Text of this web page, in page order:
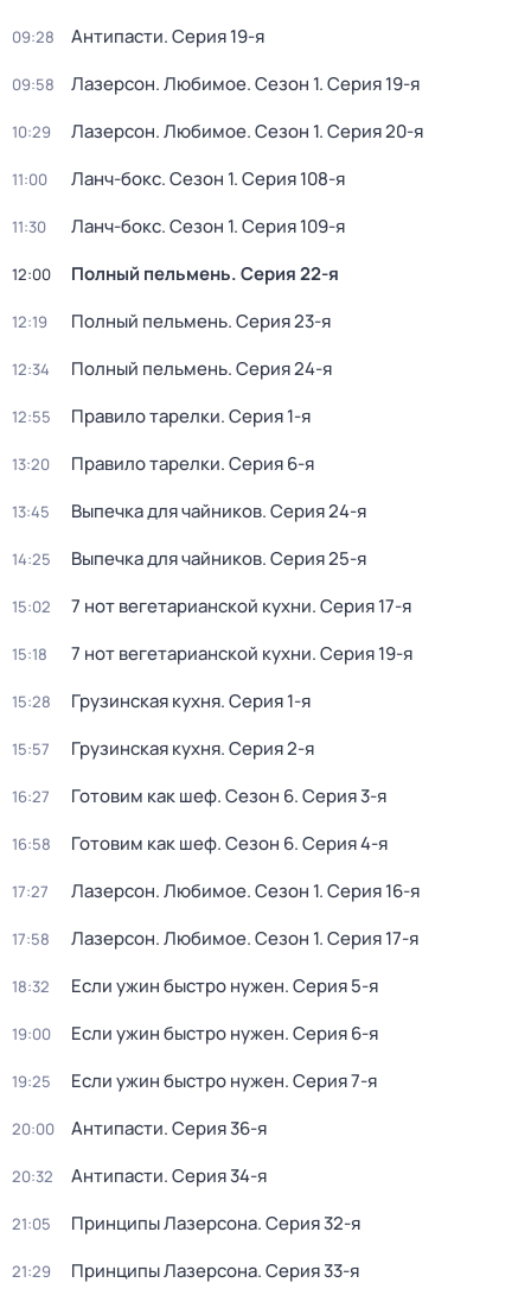
09:28 Антипасти. Серия 19-я
09:58 Лазерсон. Любимое. Сезон 1. Серия 19-я
10:29 Лазерсон. Любимое. Сезон 1. Серия 20-я
11:00 Ланч-бокс. Сезон 1. Серия 108-я
11:30 Ланч-бокс. Сезон 1. Серия 109-я
12:00 Полный пельмень. Серия 22-я
12:19 Полный пельмень. Серия 23-я
12:34 Полный пельмень. Серия 24-я
12:55 Правило тарелки. Серия 1-я
13:20 Правило тарелки. Серия 6-я
13:45 Выпечка для чайников. Серия 24-я
14:25 Выпечка для чайников. Серия 25-я
15:02 7 нот вегетарианской кухни. Серия 17-я
15:18 7 нот вегетарианской кухни. Серия 19-я
15:28 Грузинская кухня. Серия 1-я
15:57 Грузинская кухня. Серия 2-я
16:27 Готовим как шеф. Сезон 6. Серия 3-я
16:58 Готовим как шеф. Сезон 6. Серия 4-я
17:27 Лазерсон. Любимое. Сезон 1. Серия 16-я
17:58 Лазерсон. Любимое. Сезон 1. Серия 17-я
18:32 Если ужин быстро нужен. Серия 5-я
19:00 Если ужин быстро нужен. Серия 6-я
19:25 Если ужин быстро нужен. Серия 7-я
20:00 Антипасти. Серия 36-я
20:32 Антипасти. Серия 34-я
21:05 Принципы Лазерсона. Серия 32-я
21:29 Принципы Лазерсона. Серия 33-я